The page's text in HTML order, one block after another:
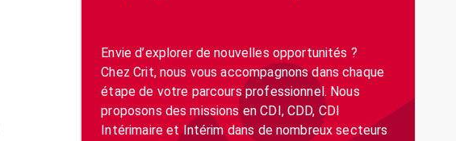
Envie d’explorer de nouvelles opportunités ?
Chez Crit, nous vous accompagnons dans chaque
étape de votre parcours professionnel. Nous
proposons des missions en CDI, CDD, CDI
Intérimaire et Intérim dans de nombreux secteurs